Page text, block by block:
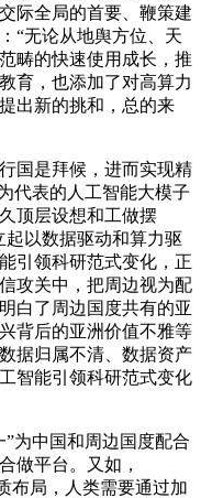
际全局的首要、鞭策建
“无论从地舆方位、天
畴的快速使用成长，推
育，也添加了对高算力
出新的挑和，总的来
是拜候，进而实现精
代表的人工智能大模子
顶层设想和工做摆
起以数据驱动和算力驱
引领科研范式变化，正
攻关中，把周边视为配
白了周边国度共有的亚
背后的亚洲价值不雅等
据归属不清、数据资产
智能引领科研范式变化
中国和周边国度配合
做平台。又如，
布局，人类需要通过加